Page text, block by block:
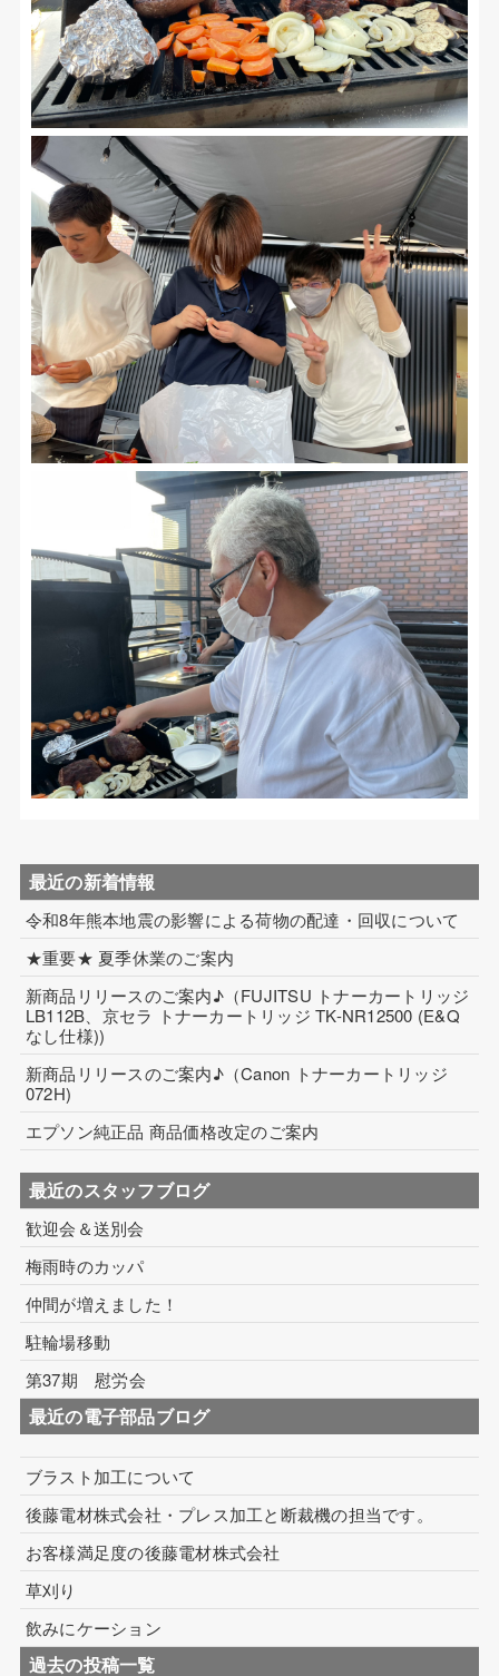
最近の新着情報
令和8年熊本地震の影響による荷物の配達・回収について
★重要★ 夏季休業のご案内
新商品リリースのご案内♪（FUJITSU トナーカートリッジ
LB112B、京セラ トナーカートリッジ TK-NR12500 (E&Q
なし仕様))
新商品リリースのご案内♪（Canon トナーカートリッジ
072H)
エプソン純正品 商品価格改定のご案内
最近のスタッフブログ
歓迎会＆送別会
梅雨時のカッパ
仲間が増えました！
駐輪場移動
第37期 慰労会
最近の電子部品ブログ
ブラスト加工について
後藤電材株式会社・プレス加工と断裁機の担当です。
お客様満足度の後藤電材株式会社
草刈り
飲みにケーション
過去の投稿一覧